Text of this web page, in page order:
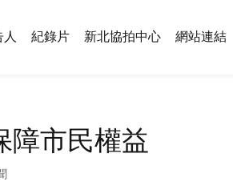
人 紀錄片 新北協拍中心 網站連結
障市民權益